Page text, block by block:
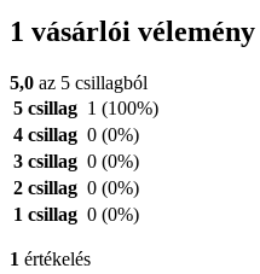
1 vásárlói
5,0 az 5 csillagból
5 csillag 1 (100%)
4 csillag 0 (0%)
3 csillag 0 (0%)
2 csillag 0 (0%)
1 csillag 0 (0%)
1 értékelés